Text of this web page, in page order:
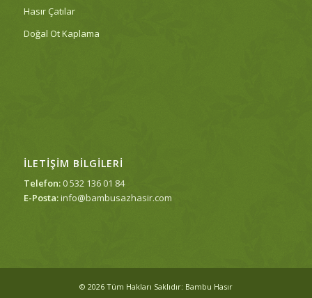
Hasır Çatılar
Doğal Ot Kaplama
İLETIŞIM BILGILERI
Telefon:0 532 136 01 84
E-Posta:info@bambusazhasir.com
© 2026 Tüm Hakları Saklıdır: Bambu Hasır